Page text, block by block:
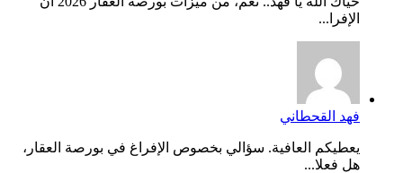
الإفرا...
فهد القحطاني
يعطيكم العافية. سؤالي بخصوص الإفراغ في بورصة العقار،
هل فعلا...